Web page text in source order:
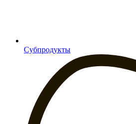
Субпродукты